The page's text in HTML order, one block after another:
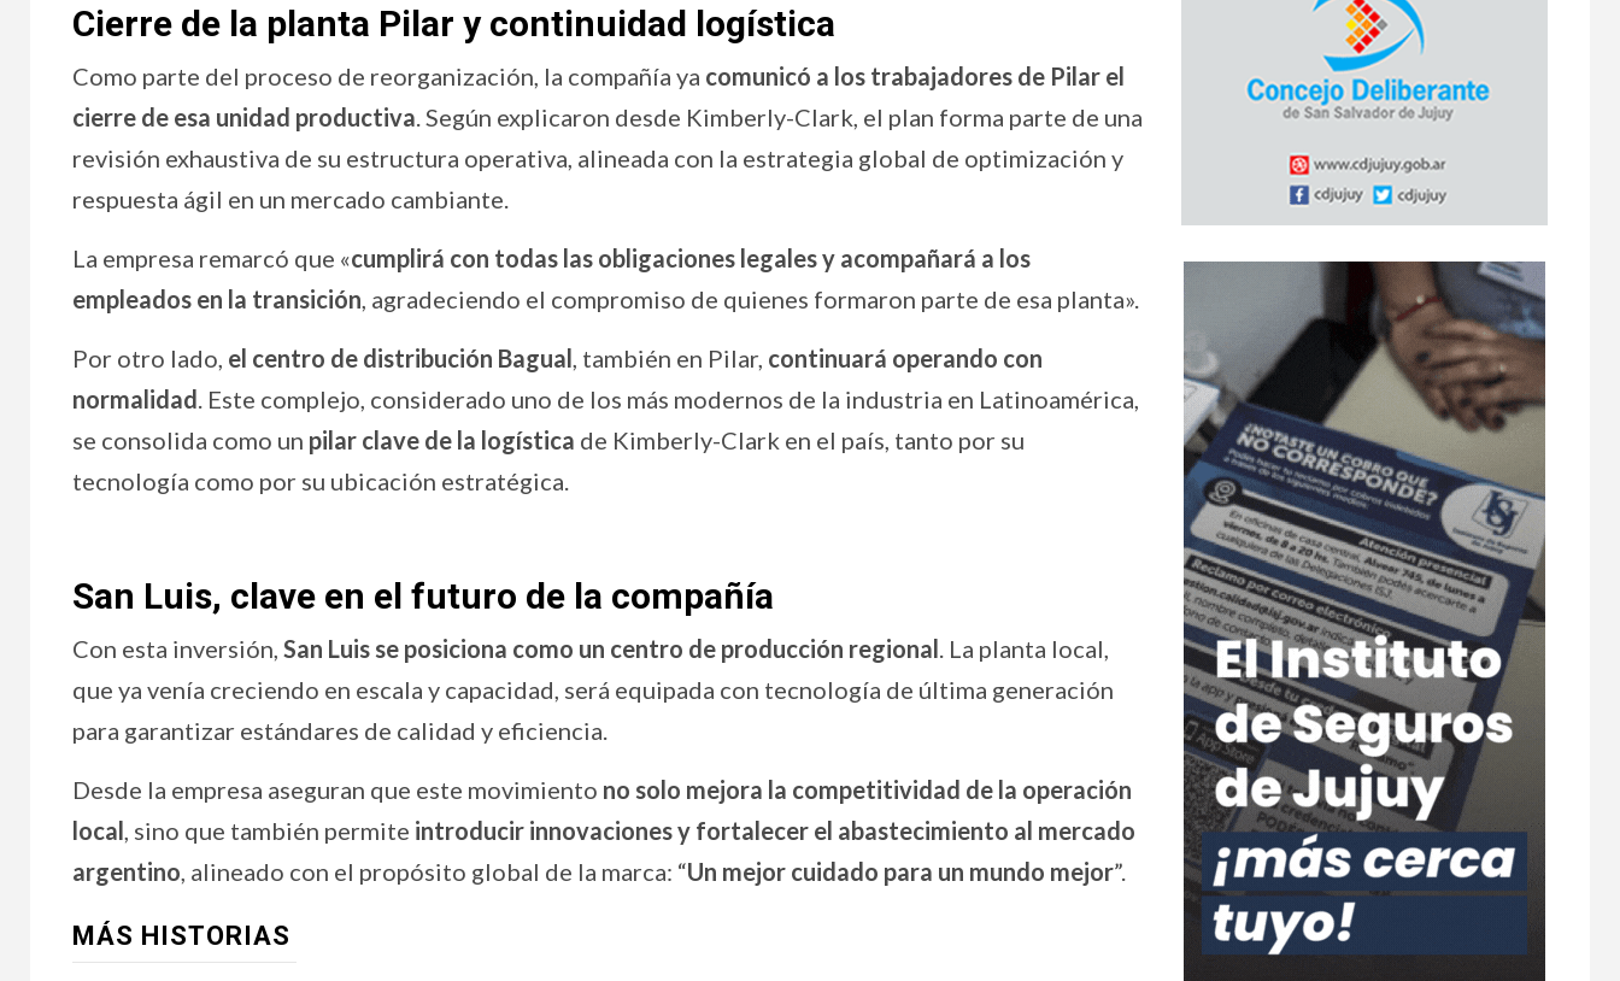
Cierre de la planta Pilar y continuidad logística
Como parte del proceso de reorganización, la compañía ya comunicó a los trabajadores de Pilar el
cierre de esa unidad productiva . Según explicaron desde Kimberly-Clark, el plan forma parte de una
revisión exhaustiva de su estructura operativa, alineada con la estrategia global de optimización y
respuesta ágil en un mercado cambiante.
La empresa remarcó que «cumplirá con todas las obligaciones legales y acompañará a los
empleados en la transición , agradeciendo el compromiso de quienes formaron parte de esa planta».
Por otro lado, el centro de distribución Bagual , también en Pilar, continuará operando con
normalidad . Este complejo, considerado uno de los más modernos de la industria en Latinoamérica,
se consolida como un pilar clave de la logística de Kimberly-Clark en el país, tanto por su
tecnología como por su ubicación estratégica.
San Luis, clave en el futuro de la compañía
Con esta inversión, San Luis se posiciona como un centro de producción regional . La planta local,
que ya venía creciendo en escala y capacidad, será equipada con tecnología de última generación
para garantizar estándares de calidad y eficiencia.
Desde la empresa aseguran que este movimiento no solo mejora la competitividad de la operación
local , sino que también permite introducir innovaciones y fortalecer el abastecimiento al mercado
argentino , alineado con el propósito global de la marca: “Un mejor cuidado para un mundo mejor”.
MÁS HISTORIAS